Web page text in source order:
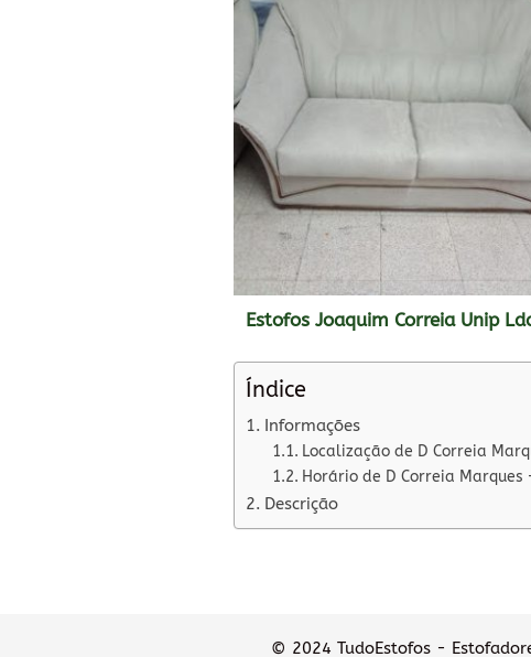
Estofos Joaquim Correia Unip
Índice
Informações
Localização de D Correia
Horário de D Correia Marques
Descrição
© 2024 TudoEstofos -